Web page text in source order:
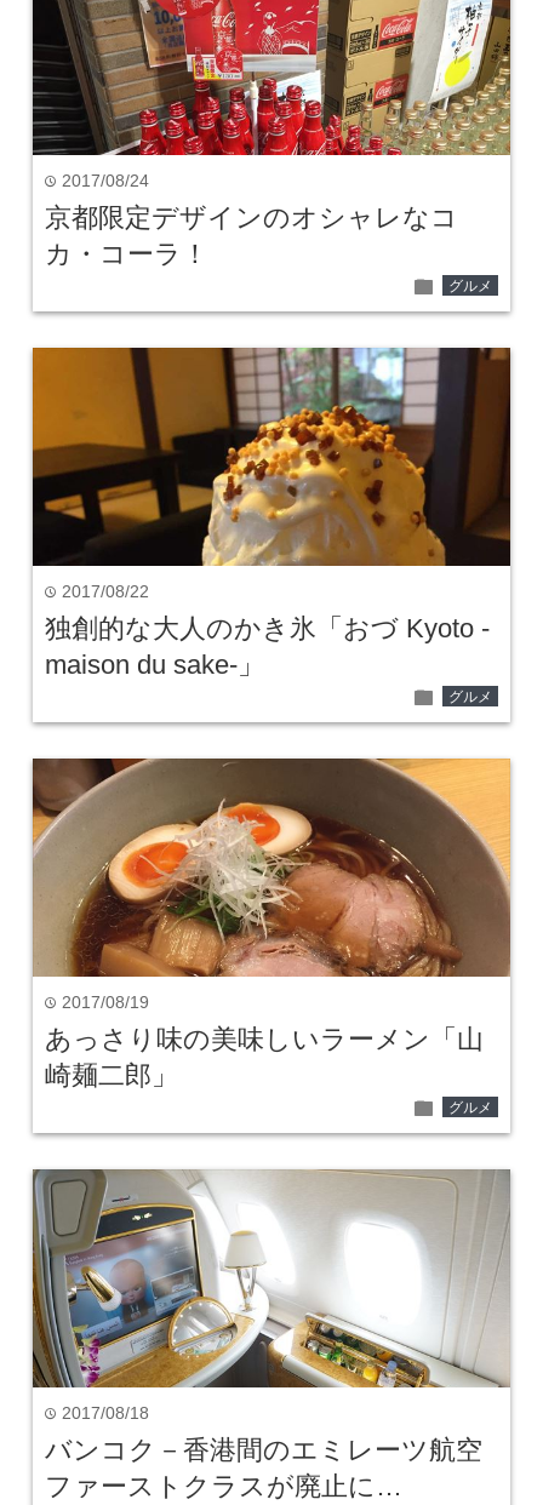
time 2017/08/24
京都限定デザインのオシャレなコ
カ・コーラ！
folder グルメ
time 2017/08/22
独創的な大人のかき氷「おづ Kyoto -
maison du sake-」
folder グルメ
time 2017/08/19
あっさり味の美味しいラーメン「山
崎麺二郎」
folder グルメ
time 2017/08/18
バンコク－香港間のエミレーツ航空
ファーストクラスが廃止に…